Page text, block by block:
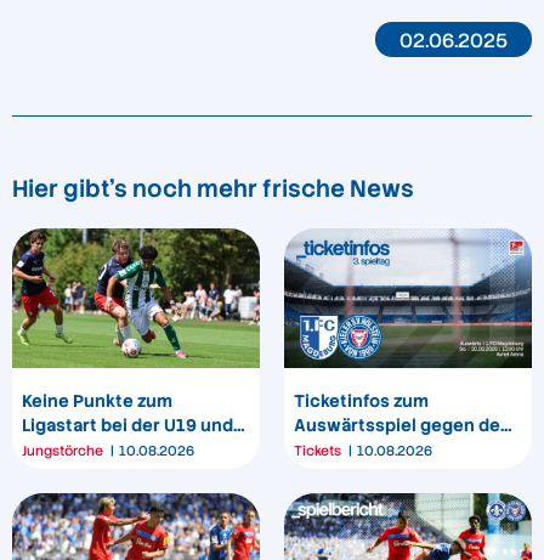
02.06.2025
Hier gibt's noch mehr frische News
Keine Punkte zum
Ligastart bei der U19 und
U17
Jungstörche 10.08.2026
Ticketinfos zum
Auswärtsspiel gegen den
1. FC Magdeburg
Tickets 10.08.2026